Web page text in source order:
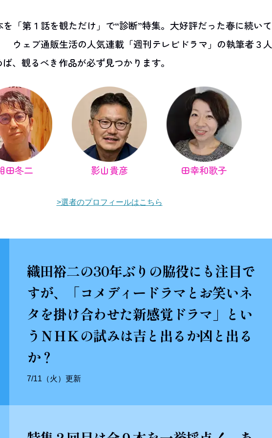
「第１話を観ただけ」で“診断”特集。大好評だった春に続いて
ウェブ通販生活の人気連載「週刊テレビドラマ」の執筆者３人
、観るべき作品が必ず見つかります。
田冬二 影山貴彦 田幸和歌子
>選者のプロフィールはこちら
織田裕二の30年ぶりの脇役にも注目で
すが、「コメディードラマとお笑いネ
タを掛け合わせた新感覚ドラマ」とい
うＮＨＫの試みは吉と出るか凶と出る
か？
7/11（火）更新